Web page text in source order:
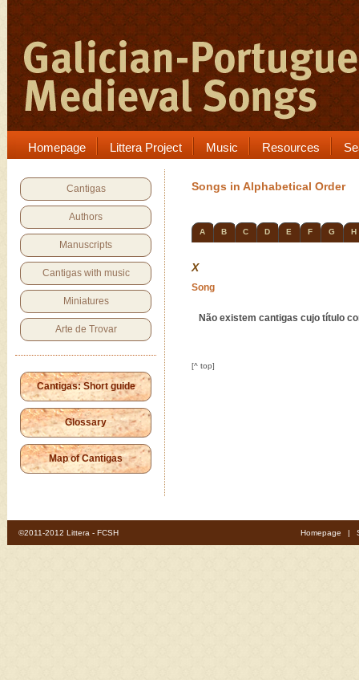
Homepage Littera Project Music Resources
Cantigas
Authors
Manuscripts
Cantigas with music
Miniatures
Arte de Trovar
Cantigas: Short guide
Glossary
Map of Cantigas
Songs in Alphabetical Order
A B C D E F G H
X
Song
Não existem cantigas cujo título
[^ top]
©2011-2012 Littera - FCSH Homepage |